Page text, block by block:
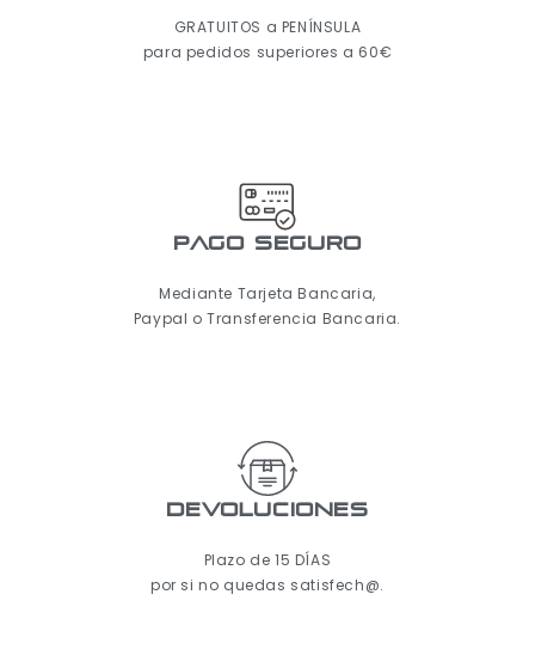
GRATUITOS a PENÍNSULA
para pedidos superiores a 60€
pago seguro
Mediante Tarjeta Bancaria,
Paypal o Transferencia Bancaria.
Devoluciones
Plazo de 15 DÍAS
por si no quedas satisfech@.